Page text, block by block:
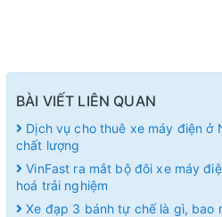
BÀI VIẾT LIÊN QUAN
Dịch vụ cho thuê xe máy điện ở
chất lượng
VinFast ra mắt bộ đôi xe máy
hoá trải nghiệm
Xe đạp 3 bánh tự chế là gì, bao